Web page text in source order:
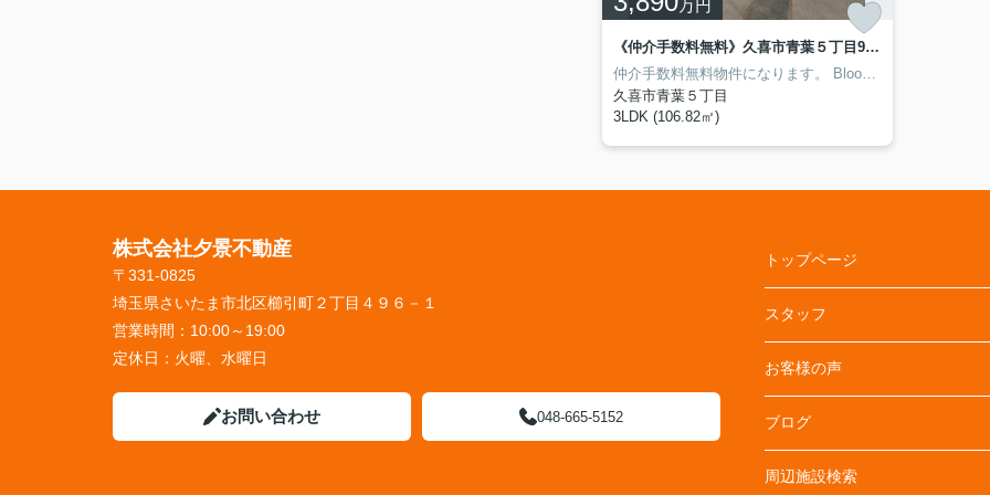
万円
《仲介手数料無料》久喜市青葉５丁目9-20新築一戸建てブルーミングガーデン 全1戸
仲介手数料無料物件になります。
Blooming Garden(ブルーミングガーデン）シリーズです。
久喜市青葉５丁目
3LDK (106.82㎡)
株式会社夕景不動産
〒331-0825
埼玉県さいたま市北区櫛引町２丁目４９６－１
営業時間： 10:00～19:00
定休日： 火曜、水曜日
お問い合わせ 048-665-5152
トップページ
スタッフ
お客様の声
ブログ
周辺施設検索